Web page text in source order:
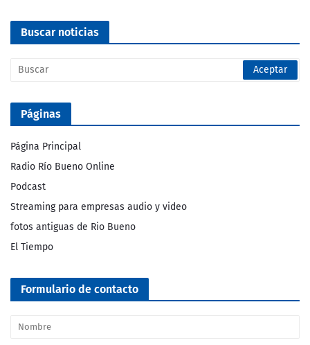
Buscar noticias
Páginas
Página Principal
Radio Río Bueno Online
Podcast
Streaming para empresas audio y video
fotos antiguas de Rio Bueno
El Tiempo
Formulario de contacto